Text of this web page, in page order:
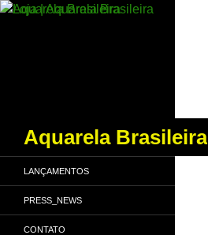
Aquarela Brasileira
LANÇAMENTOS
PRESS_NEWS
CONTATO